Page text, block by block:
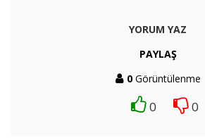
YORUM YAZ
PAYLAŞ
0Görüntülenme
0 0